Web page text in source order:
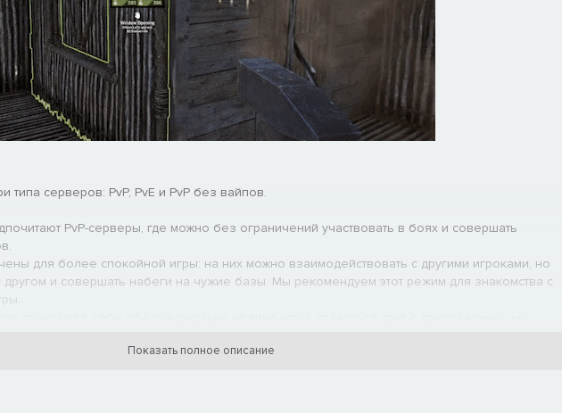
типа серверов: PvP, PvE и PvP без вайпов.
PvP-серверы, где можно без ограничений участвовать в боях и совершать
для более спокойной игры: на них можно взаимодействовать с другими игроками, но
другом и совершать набеги на чужие базы. Мы рекомендуем этот режим для знакомства с
Показать полное описание